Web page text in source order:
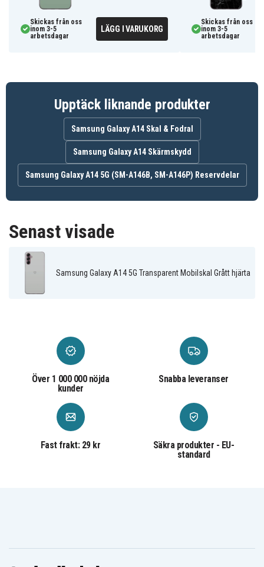
-Mobilskyddet är noggrant designat för att omge och
skydda din enhet från repor och slitage, samtidigt som
det ger fullständigt skydd runt alla kanter, knappar och
färgkombination som ger en känsla av lyx och elegans.
det ger lätt tillgång till alla nödvändiga portar.
-Sitter perfekt på din Galaxy A14 5G, lätt att sätta på
och ger snabb tillgång till alla funktioner och knappar.
Artnr SA14-PRINT.154.03-TEKNIK0019
Material Plast
Skickas från oss
inom 3-5
arbetsdagar
LÄGG I VARUKORG
Skickas från oss
inom 3-5
arbetsdagar
Upptäck liknande produkter
Samsung Galaxy A14 Skal & Fodral
Samsung Galaxy A14 Skärmskydd
Samsung Galaxy A14 5G (SM-A146B, SM-A146P) Reservdelar
Senast visade
Samsung Galaxy A14 5G Transparent Mobilskal Grått hjärta
Över 1 000 000 nöjda
kunder
Snabba leveranser
Fast frakt: 29 kr
Säkra produkter - EU-
standard